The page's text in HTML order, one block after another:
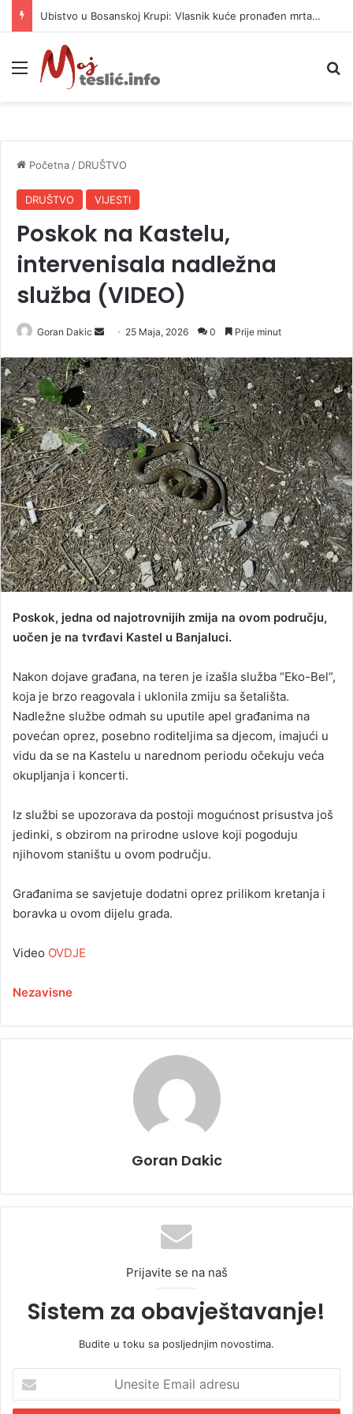
Ubistvo u Bosanskoj Krupi: Vlasnik kuće pronađen mrtav, uhapšen osumnjičeni
Meni
Početna / DRUŠTVO
DRUŠTVO VIJESTI
Poskok na Kastelu,
intervenisala nadležna
služba (VIDEO)
Goran Dakic
n
d
a
n
e
m
a
i
l
25 Maja, 2026 0 Prije minut
Poskok, jedna od najotrovnijih zmija na ovom području,
uočen je na tvrđavi Kastel u Banjaluci.
Nakon dojave građana, na teren je izašla služba “Eko-Bel”,
koja je brzo reagovala i uklonila zmiju sa šetališta.
Nadležne službe odmah su uputile apel građanima na
povećan oprez, posebno roditeljima sa djecom, imajući u
vidu da se na Kastelu u narednom periodu očekuju veća
okupljanja i koncerti.
Iz službi se upozorava da postoji mogućnost prisustva još
jedinki, s obzirom na prirodne uslove koji pogoduju
njihovom staništu u ovom području.
Građanima se savjetuje dodatni oprez prilikom kretanja i
boravka u ovom dijelu grada.
Video OVDJE
Nezavisne
Goran Dakic
Prijavite se na naš
Sistem za obavještavanje!
Budite u toku sa posljednjim novostima.
e